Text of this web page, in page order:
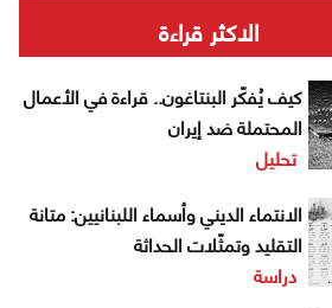
الاكثر قراءة
كيف يُفكّر البنتاغون.. قراءة في الأعمال
المحتملة ضد إيران
تحليل
الانتماء الديني وأسماء اللبنانيين: متانة
التقليد وتمثّلات الحداثة
دراسة